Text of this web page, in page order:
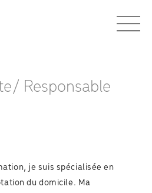
Responsable
je suis spécialisée en
du domicile. Ma